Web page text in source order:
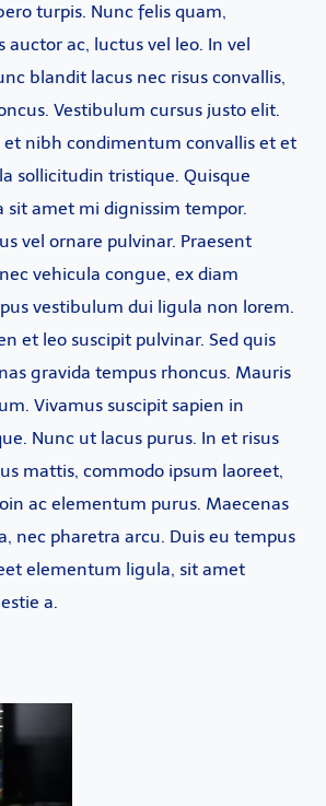
turpis. Nunc felis quam,
auctor ac, luctus vel leo. In vel
blandit lacus nec risus convallis,
Vestibulum cursus justo elit.
et nibh condimentum convallis et et
sollicitudin tristique. Quisque
sit amet mi dignissim tempor.
vel ornare pulvinar. Praesent
vehicula congue, ex diam
vestibulum dui ligula non lorem.
et leo suscipit pulvinar. Sed quis
gravida tempus rhoncus. Mauris
Vivamus suscipit sapien in
Nunc ut lacus purus. In et risus
mattis, commodo ipsum laoreet,
ac elementum purus. Maecenas
nec pharetra arcu. Duis eu tempus
elementum ligula, sit amet
a.